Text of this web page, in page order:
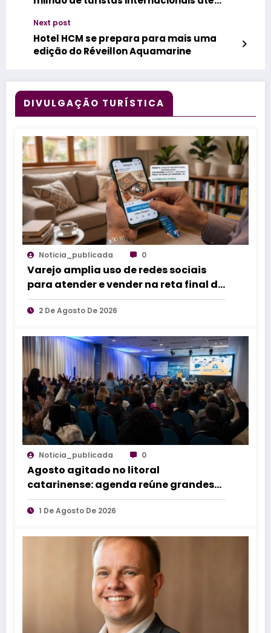
Next post
Hotel HCM se prepara para mais uma
edição do Réveillon Aquamarine
DIVULGAÇÃO TURÍSTICA
Noticia_publicada 0
Varejo amplia uso de redes sociais
para atender e vender na reta final do
Dia dos Pais
2 De Agosto De 2026
Noticia_publicada 0
Agosto agitado no litoral
catarinense: agenda reúne grandes
eventos de norte a sul do estado
1 De Agosto De 2026